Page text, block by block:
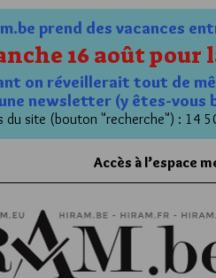
prend des vacances
16 août pour
on réveillerait tout de
newsletter (y êtes-vous
du site (bouton "recherche") : 14
Accès à l’espace